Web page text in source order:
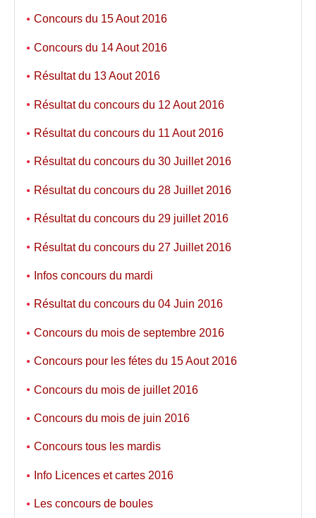
Concours du 15 Aout 2016
Concours du 14 Aout 2016
Résultat du 13 Aout 2016
Résultat du concours du 12 Aout 2016
Résultat du concours du 11 Aout 2016
Résultat du concours du 30 Juillet 2016
Résultat du concours du 28 Juillet 2016
Résultat du concours du 29 juillet 2016
Résultat du concours du 27 Juillet 2016
Infos concours du mardi
Résultat du concours du 04 Juin 2016
Concours du mois de septembre 2016
Concours pour les fétes du 15 Aout 2016
Concours du mois de juillet 2016
Concours du mois de juin 2016
Concours tous les mardis
Info Licences et cartes 2016
Les concours de boules